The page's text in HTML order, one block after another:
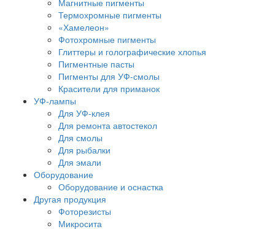
Магнитные пигменты
Термохромные пигменты
«Хамелеон»
Фотохромные пигменты
Глиттеры и голографические хлопья
Пигментные пасты
Пигменты для УФ-смолы
Красители для приманок
УФ-лампы
Для УФ-клея
Для ремонта автостекол
Для смолы
Для рыбалки
Для эмали
Оборудование
Оборудование и оснастка
Другая продукция
Фоторезисты
Микросита